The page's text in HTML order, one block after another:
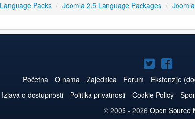
Language Packs / Joomla 2.5 Language Packages /
Joomla!
na
Twitteru
na na
Početna O nama Zajednica Forum Ekstenzije
Izjava o dostupnosti
Politika privatnosti Cookie Policy
© 2005 - 2026 Open Source